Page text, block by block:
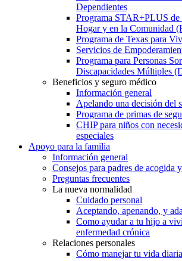
Dependientes
Programa STAR+PLUS de
Hogar y en la Comunidad
Programa de Texas para
Servicios de
Programa para Personas
Discapacidades Múltiples
Beneficios y seguro médico
Información general
Apelando una decisión del
Programa de primas de
CHIP para niños con
especiales
Apoyo para la familia
Información general
Consejos para padres de acogida
Preguntas frecuentes
La nueva normalidad
Cuidado personal
Aceptando, apenando, y
Como ayudar a tu hijo a
enfermedad crónica
Relaciones personales
Cómo manejar tu vida diaria